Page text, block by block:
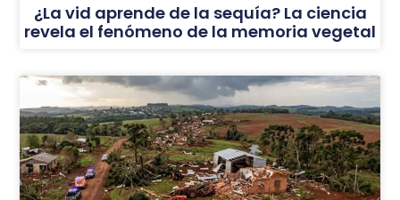
¿La vid aprende de la sequía? La ciencia
revela el fenómeno de la memoria vegetal